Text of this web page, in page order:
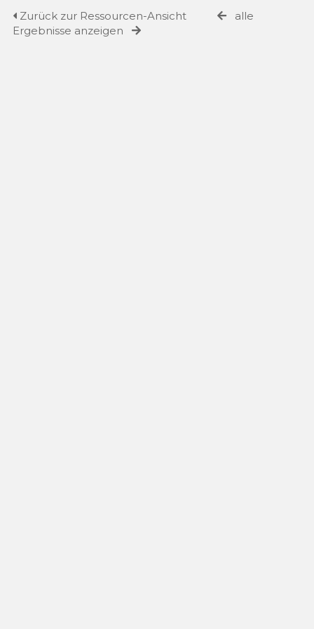
Zurück zur Ressourcen-Ansicht
alle
Ergebnisse anzeigen